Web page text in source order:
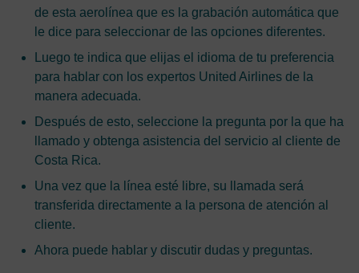
de esta aerolínea que es la grabación automática que
le dice para seleccionar de las opciones diferentes.
Luego te indica que elijas el idioma de tu preferencia
para hablar con los expertos United Airlines de la
manera adecuada.
Después de esto, seleccione la pregunta por la que ha
llamado y obtenga asistencia del servicio al cliente de
Costa Rica.
Una vez que la línea esté libre, su llamada será
transferida directamente a la persona de atención al
cliente.
Ahora puede hablar y discutir dudas y preguntas.